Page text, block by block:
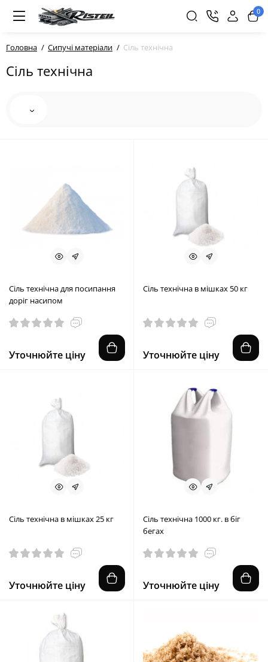
0
Головна Сипучі матеріали Сіль технічна
Сіль технічна
Сіль технічна для посипання
доріг насипом
Уточнюйте ціну
Сіль технічна в мішках 50 кг
Уточнюйте ціну
Сіль технічна в мішках 25 кг
Уточнюйте ціну
Сіль технічна 1000 кг. в біг
бегах
Уточнюйте ціну